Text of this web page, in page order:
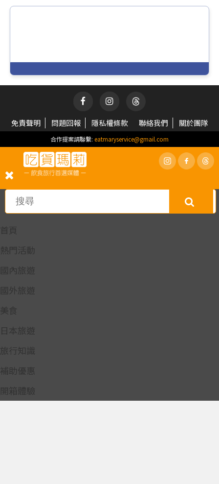
免責聲明 問題回報 隱私權條款 聯絡我們 關於團隊
合作提案請聯繫: eatmaryservice@gmail.com
首頁
熱門活動
國內旅遊
國外旅遊
美食
日本旅遊
旅行知識
補助優惠
開箱體驗